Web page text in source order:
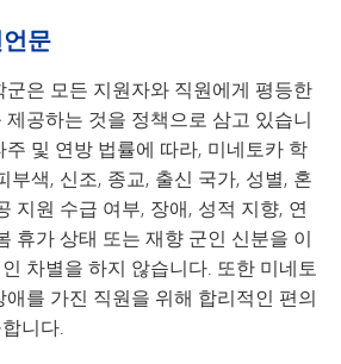
문
군은 모든 지원자와 직원에게 평등한
제공하는 것을 정책으로 삼고 있습니
주 및 연방 법률에 따라, 미네토카 학
부색, 신조, 종교, 출신 국가, 성별, 혼
지원 수급 여부, 장애, 성적 지향, 연
휴가 상태 또는 재향 군인 신분을 이
차별을 하지 않습니다. 또한 미네토
애를 가진 직원을 위해 합리적인 편의
니다.